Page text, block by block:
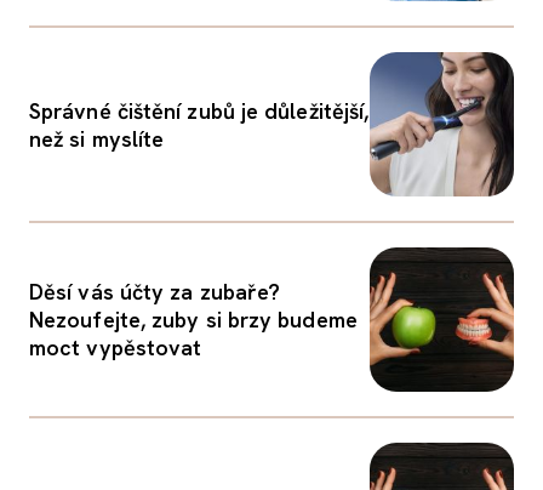
Správné čištění zubů je důležitější,
než si myslíte
Děsí vás účty za zubaře?
Nezoufejte, zuby si brzy budeme
moct vypěstovat